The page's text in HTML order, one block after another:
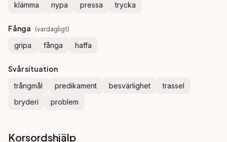
klämma nypa pressa trycka
Fånga (vardagligt)
gripa fånga haffa
Svår situation
trångmål predikament besvärlighet
trassel
bryderi
problem
Korsordshjälp